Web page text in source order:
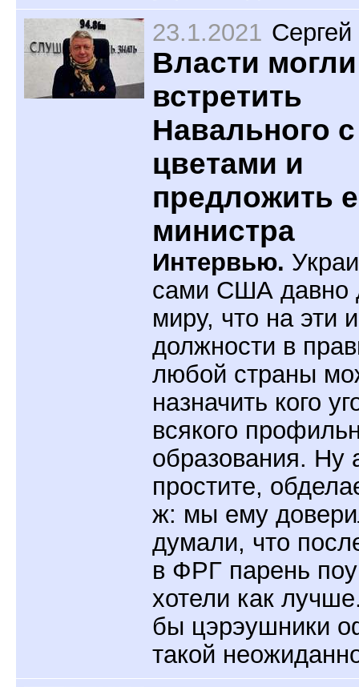
23.1.2021
Власти
встретить
Навального с
цветами и
предложить
министра
Интервью.
сами США давно
миру, что на эти
должности в
любой страны
назначить кого
всякого
образования. Ну
простите,
ж: мы ему
думали, что
в ФРГ парень
хотели как
бы цэрэушники
такой